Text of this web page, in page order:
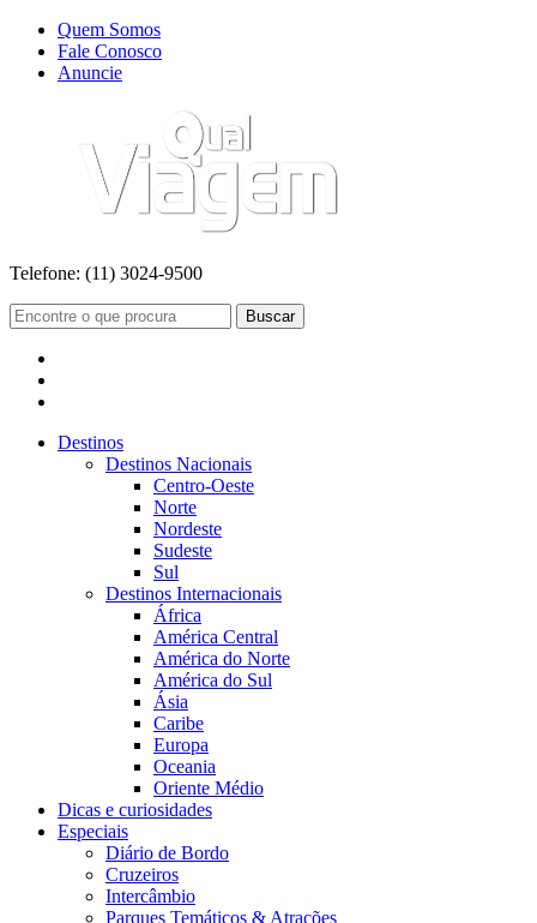
Quem Somos
Fale Conosco
Anuncie
Telefone: (11) 3024-9500
Buscar
Destinos
Destinos Nacionais
Centro-Oeste
Norte
Nordeste
Sudeste
Sul
Destinos Internacionais
África
América Central
América do Norte
América do Sul
Ásia
Caribe
Europa
Oceania
Oriente Médio
Dicas e curiosidades
Especiais
Diário de Bordo
Cruzeiros
Intercâmbio
Parques Temáticos & Atrações